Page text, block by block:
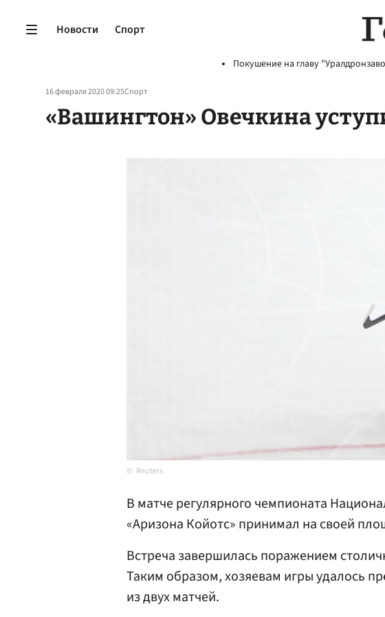
Новости Спорт
Покушение на главу
16 февраля 2020 09:25Спорт
«Вашингтон» Овечкина
Reuters
В матче регулярного чемпионата
«Аризона Койотс» принимал на своей
Встреча завершилась поражением
Таким образом, хозяевам игры удалось
из двух матчей.